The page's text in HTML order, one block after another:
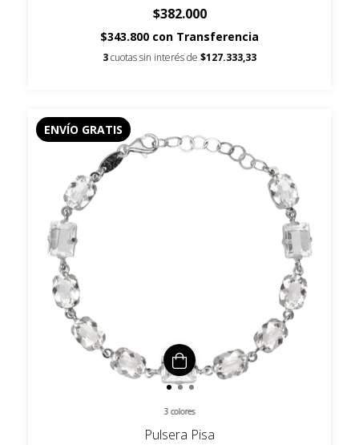
$382.000
$343.800 con Transferencia
3cuotas sin interés de $127.333,33
ENVÍO GRATIS
3 colores
Pulsera Pisa